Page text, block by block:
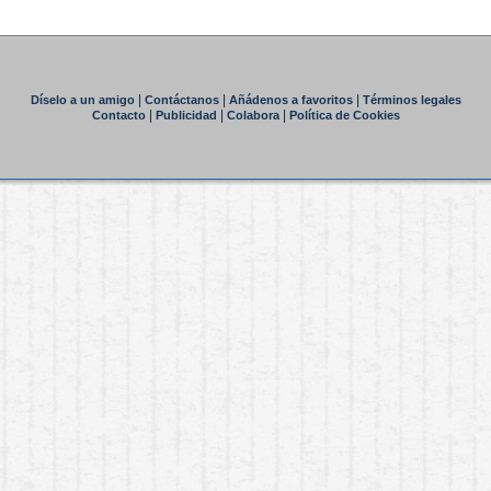
Díselo a un amigo| Contáctanos| Añádenos a favoritos|
Términos legales
Contacto| Publicidad Colabora| Política de Cookies